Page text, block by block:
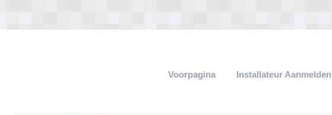
Voorpagina Installateur Aanmelden